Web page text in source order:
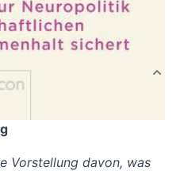
Vorstellung davon, was